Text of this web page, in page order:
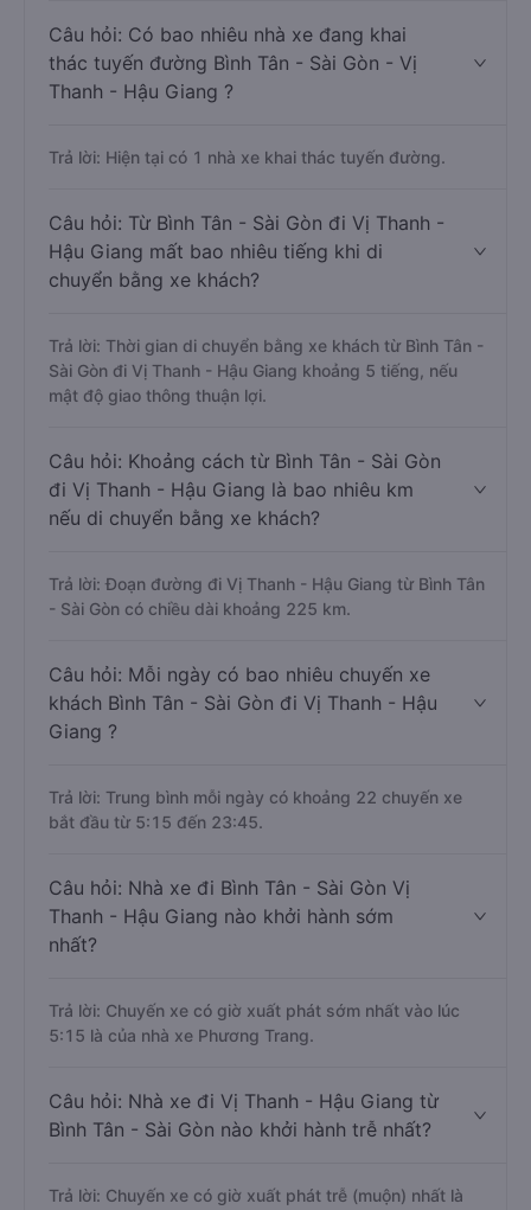
Câu hỏi: Có bao nhiêu nhà xe đang khai
thác tuyến đường Bình Tân - Sài Gòn - Vị
Thanh - Hậu Giang ?
Trả lời: Hiện tại có 1 nhà xe khai thác tuyến đường.
Câu hỏi: Từ Bình Tân - Sài Gòn đi Vị Thanh -
Hậu Giang mất bao nhiêu tiếng khi di
chuyển bằng xe khách?
Trả lời: Thời gian di chuyển bằng xe khách từ Bình Tân -
Sài Gòn đi Vị Thanh - Hậu Giang khoảng 5 tiếng, nếu
mật độ giao thông thuận lợi.
Câu hỏi: Khoảng cách từ Bình Tân - Sài Gòn
đi Vị Thanh - Hậu Giang là bao nhiêu km
nếu di chuyển bằng xe khách?
Trả lời: Đoạn đường đi Vị Thanh - Hậu Giang từ Bình Tân
- Sài Gòn có chiều dài khoảng 225 km.
Câu hỏi: Mỗi ngày có bao nhiêu chuyến xe
khách Bình Tân - Sài Gòn đi Vị Thanh - Hậu
Giang ?
Trả lời: Trung bình mỗi ngày có khoảng 22 chuyến xe
bắt đầu từ 5:15 đến 23:45.
Câu hỏi: Nhà xe đi Bình Tân - Sài Gòn Vị
Thanh - Hậu Giang nào khởi hành sớm
nhất?
Trả lời: Chuyến xe có giờ xuất phát sớm nhất vào lúc
5:15 là của nhà xe Phương Trang.
Câu hỏi: Nhà xe đi Vị Thanh - Hậu Giang từ
Bình Tân - Sài Gòn nào khởi hành trễ nhất?
Trả lời: Chuyến xe có giờ xuất phát trễ (muộn) nhất là